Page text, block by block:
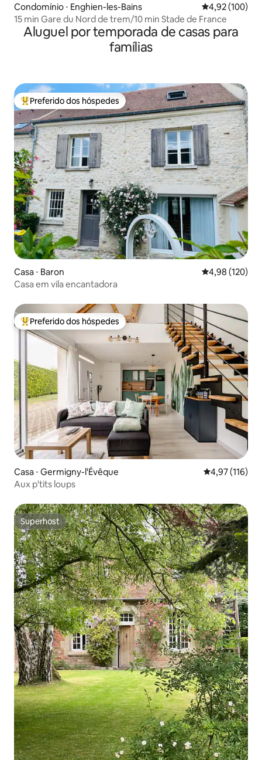
Condomínio ⋅ Enghien-les-Bains 4,92 de uma
4,92 (100)
15 min Gare du Nord de trem/10 min Stade de France
Aluguel por temporada de casas para
famílias
Entre os melhores preferidos dos hóspedes
Preferido dos hóspedes
Casa ⋅ Baron 4,98 de uma
4,98 (120)
Casa em vila encantadora
Entre os melhores preferidos dos hóspedes
Preferido dos hóspedes
Casa ⋅ Germigny-l'Évêque 4,97 de uma
4,97 (116)
Aux p'tits loups
Superhost
Superhost